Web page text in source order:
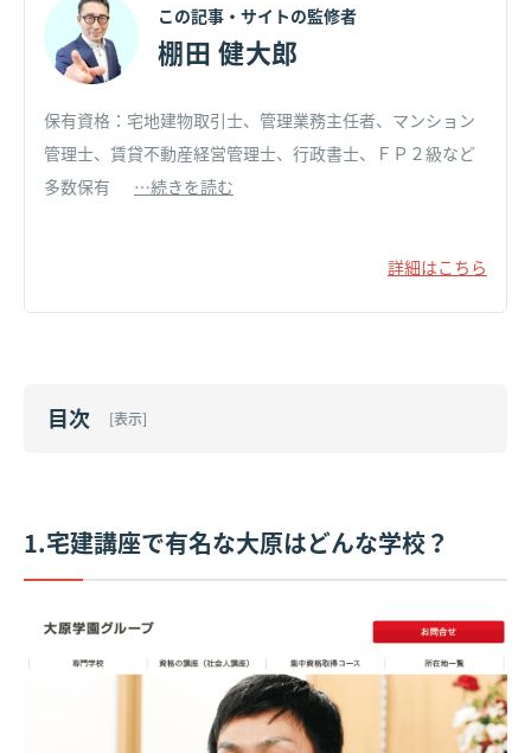
この記事・サイトの監修者
棚田 健大郎
保有資格：宅地建物取引士、管理業務主任者、マンション
管理士、賃貸不動産経営管理士、行政書士、ＦＰ２級など
多数保有
…続きを読む
詳細はこちら
目次 [表示]
1.宅建講座で有名な大原はどんな学校？